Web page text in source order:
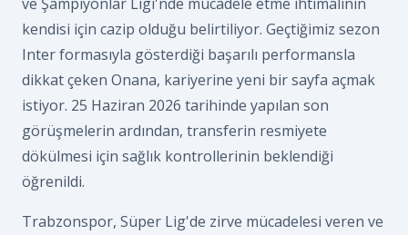
kendisi için cazip olduğu belirtiliyor. Geçtiğimiz sezon
Inter formasıyla gösterdiği başarılı performansla
dikkat çeken Onana, kariyerine yeni bir sayfa açmak
istiyor. 25 Haziran 2026 tarihinde yapılan son
görüşmelerin ardından, transferin resmiyete
dökülmesi için sağlık kontrollerinin beklendiği
öğrenildi.
Trabzonspor, Süper Lig'de zirve mücadelesi veren ve